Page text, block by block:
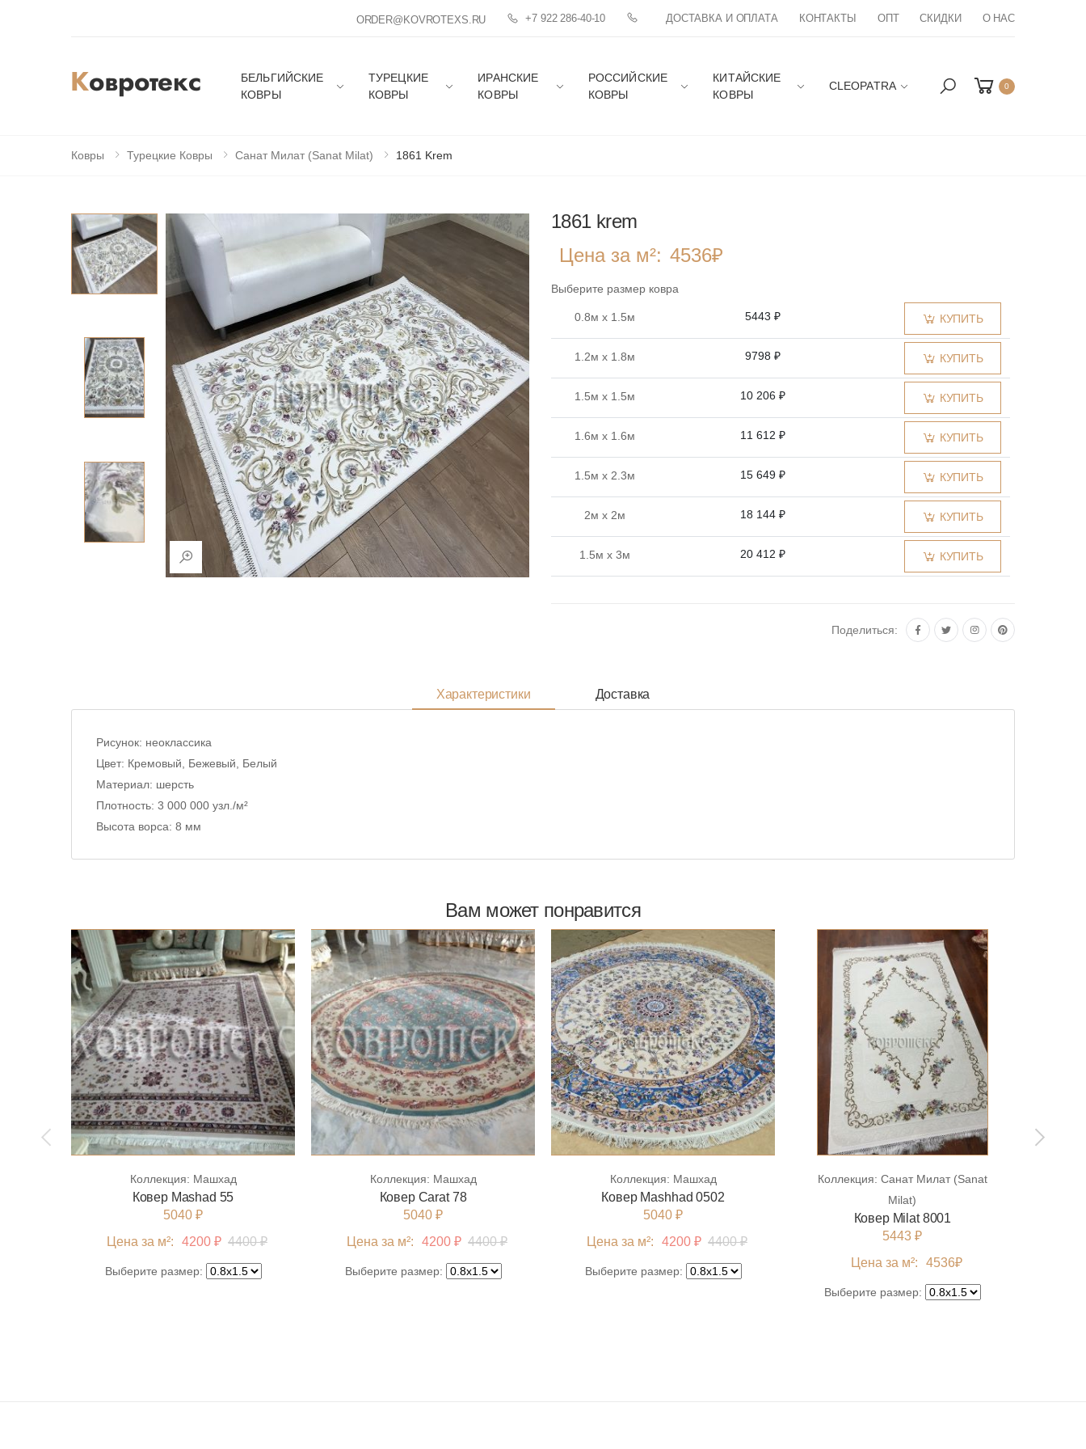
ORDER@KOVROTEXS.RU +7 922 286-40-10 ДОСТАВКА И ОПЛАТА КОНТАКТЫ ОПТ СКИДКИ О НАС
БЕЛЬГИЙСКИЕ
КОВРЫ
ТУРЕЦКИЕ
КОВРЫ
ИРАНСКИЕ
КОВРЫ
РОССИЙСКИЕ
КОВРЫ
КИТАЙСКИЕ
КОВРЫ
CLEOPATRA 0
Ковры Турецкие Ковры Санат Милат (Sanat Milat) 1861 Krem
1861 krem
Цена за м²: 4536₽
Выберите размер ковра
0.8м x 1.5м 5443 ₽ КУПИТЬ
1.2м x 1.8м 9798 ₽ КУПИТЬ
1.5м x 1.5м 10 206 ₽ КУПИТЬ
1.6м x 1.6м 11 612 ₽ КУПИТЬ
1.5м x 2.3м 15 649 ₽ КУПИТЬ
2м x 2м 18 144 ₽ КУПИТЬ
1.5м x 3м 20 412 ₽ КУПИТЬ
КУПИТЬ
2.5м x 3.5м 39 690 ₽
Поделиться:
Характеристики Доставка
Рисунок: неоклассика
Цвет: Кремовый, Бежевый, Белый
Материал: шерсть
Плотность: 3 000 000 узл./м²
Высота ворса: 8 мм
Вам может понравится
Коллекция: Машхад
Ковер Mashad 55
5040 ₽
Цена за м²:
4200 ₽ 4400 ₽
Выберите размер:
Коллекция: Машхад
Ковер Сarat 78
5040 ₽
Цена за м²:
4200 ₽ 4400 ₽
Выберите размер:
Коллекция: Машхад
Ковер Mashhad 0502
5040 ₽
Цена за м²:
4200 ₽ 4400 ₽
Выберите размер:
Коллекция: Санат Милат (Sanat
Milat)
Ковер Milat 8001
5443 ₽
Цена за м²:
4536₽
Выберите размер: